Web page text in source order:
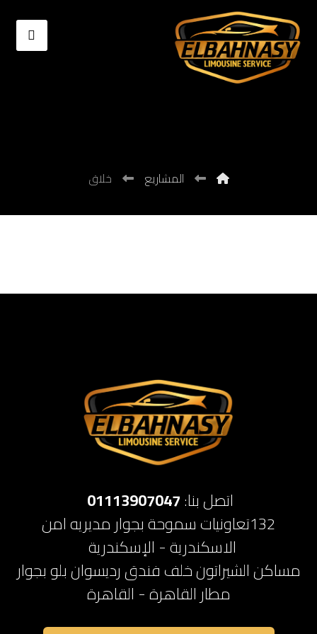
المشاريع خلاق
اتصل بنا:01113907047
132تعاونيات سموحة بجوار مديريه امن
الاسكندرية - الإسكندرية
مساكن الشيراتون خلف فندق رديسوان بلو بجوار
مطار القاهرة - القاهرة